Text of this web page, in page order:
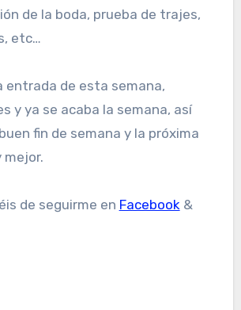
de la boda, prueba de trajes,
etc…
entrada de esta semana,
y ya se acaba la semana, así
fin de semana y la próxima
mejor.
de seguirme en Facebook&